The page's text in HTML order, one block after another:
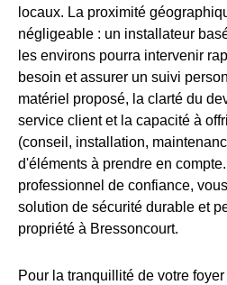
locaux. La proximité
négligeable : un installateur
les environs pourra intervenir
besoin et assurer un suivi
matériel proposé, la clarté du
service client et la capacité à
(conseil, installation,
d'éléments à prendre en
professionnel de confiance,
solution de sécurité durable et
propriété à Bressoncourt.
Pour la tranquillité de votre